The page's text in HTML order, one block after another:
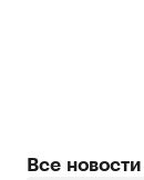
Все новости